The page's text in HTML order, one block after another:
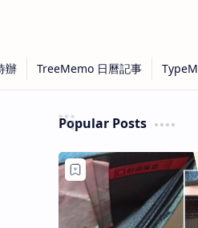
Popular Posts